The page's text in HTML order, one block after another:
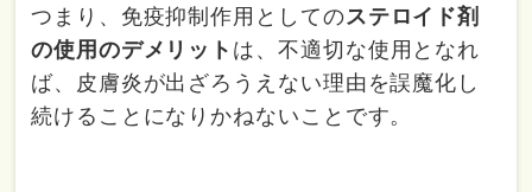
つまり、免疫抑制作用としてのステロイド剤
の使用のデメリット は、不適切な使用となれ
ば、皮膚炎が出ざろうえない理由を誤魔化し
続けることになりかねないことです。